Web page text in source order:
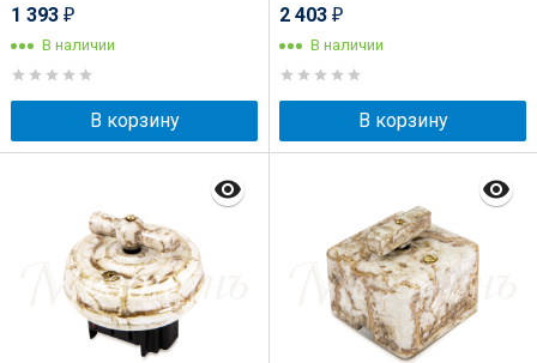
1 393 ₽
В наличии
В корзину
2 403 ₽
В наличии
В корзину